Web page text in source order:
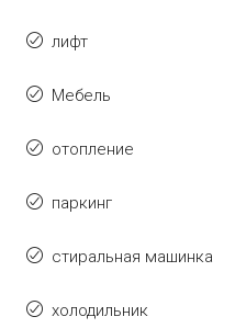
лифт
Мебель
отопление
паркинг
стиральная машинка
холодильник